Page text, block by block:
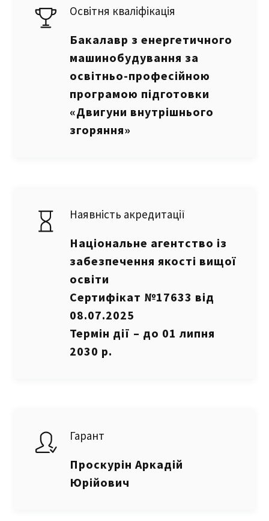
Освітня кваліфікація
Бакалавр з енергетичного
машинобудування за
освітньо-професійною
програмою підготовки
«Двигуни внутрішнього
згоряння»
Наявність акредитації
Національне агентство із
забезпечення якості вищої
освіти
Сертифікат №17633 від
08.07.2025
Термін дії – до 01 липня
2030 р.
Гарант
Проскурін Аркадій
Юрійович